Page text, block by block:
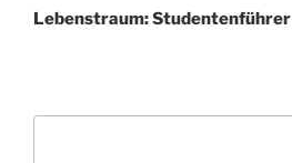
Beitrag
Lebenstraum: Studentenführer